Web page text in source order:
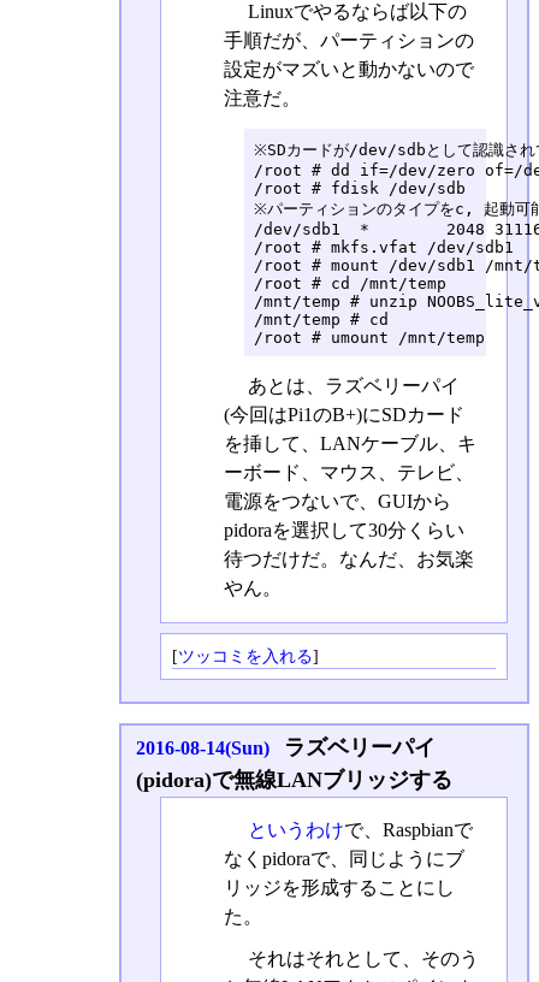
Linuxでやるならば以下の
手順だが、パーティションの
設定がマズいと動かないので
注意だ。
※SDカードが/dev/sdbとして認識され
/root # dd if=/dev/zero of=/
/root # fdisk /dev/sdb
※パーティションのタイプをc, 起動可
/dev/sdb1  *        2048
/root # mkfs.vfat /dev/sdb1
/root # mount /dev/sdb1 /mnt/
/root # cd /mnt/temp
/mnt/temp # unzip
/mnt/temp # cd
/root # umount /mnt/temp
あとは、ラズベリーパイ
(今回はPi1のB+)にSDカード
を挿して、LANケーブル、キ
ーボード、マウス、テレビ、
電源をつないで、GUIから
pidoraを選択して30分くらい
待つだけだ。なんだ、お気楽
やん。
[ツッコミを入れる]
2016-08-14(Sun)
ラズベリーパイ
(pidora)で無線LANブリッジする
というわけで、Raspbianで
なくpidoraで、同じようにブ
リッジを形成することにし
た。
それはそれとして、そのう